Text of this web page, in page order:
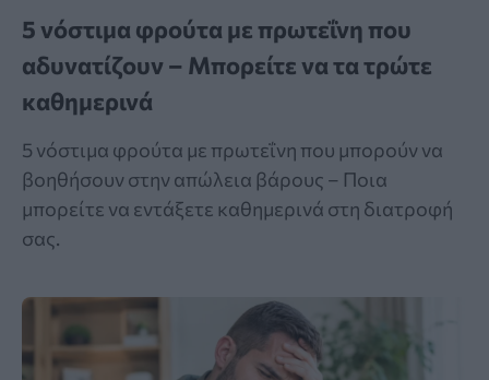
5 νόστιμα φρούτα με πρωτεΐνη που
αδυνατίζουν – Μπορείτε να τα τρώτε
καθημερινά
5 νόστιμα φρούτα με πρωτεΐνη που μπορούν να
βοηθήσουν στην απώλεια βάρους – Ποια
μπορείτε να εντάξετε καθημερινά στη διατροφή
σας.